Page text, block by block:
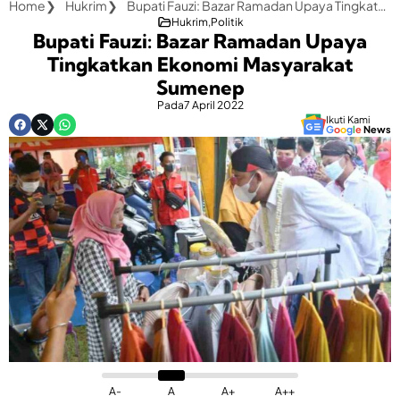
Home Hukrim Bupati Fauzi: Bazar Ramadan Upaya Tingkatkan Ekonomi Masyarakat Sumenep
Hukrim Politik
Bupati Fauzi: Bazar Ramadan Upaya
Tingkatkan Ekonomi Masyarakat
Sumenep
Pada7 April 2022
Ikuti Kami
GoogleNews
A- A A+ A++